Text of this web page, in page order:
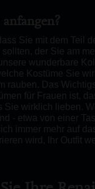
Sie mit dem Teil
sollten, der Sie am
wunderbare
Kostüme Sie
rauben. Das
für Frauen ist,
Sie wirklich lieben.
- etwa von einer
immer mehr auf
wird, Ihr Outfit